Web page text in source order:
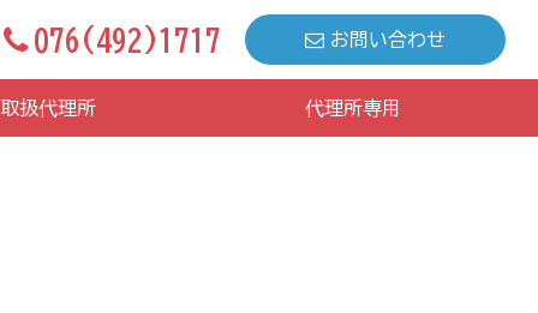
076(492)1717 お問い合わせ
取扱代理所 代理所専用